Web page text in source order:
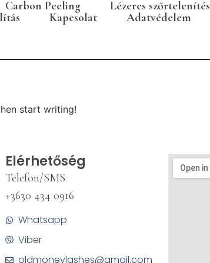
Carbon Peeling Lézeres szőrtelenítés
Kapcsolat Adatvédelem
start writing!
Elérhetőség
Telefon/SMS
+3630 434 0916
Whatsapp
Viber
oldmoneylashes@gmail.com